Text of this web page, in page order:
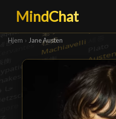
MindChat
Hjem › Jane Austen